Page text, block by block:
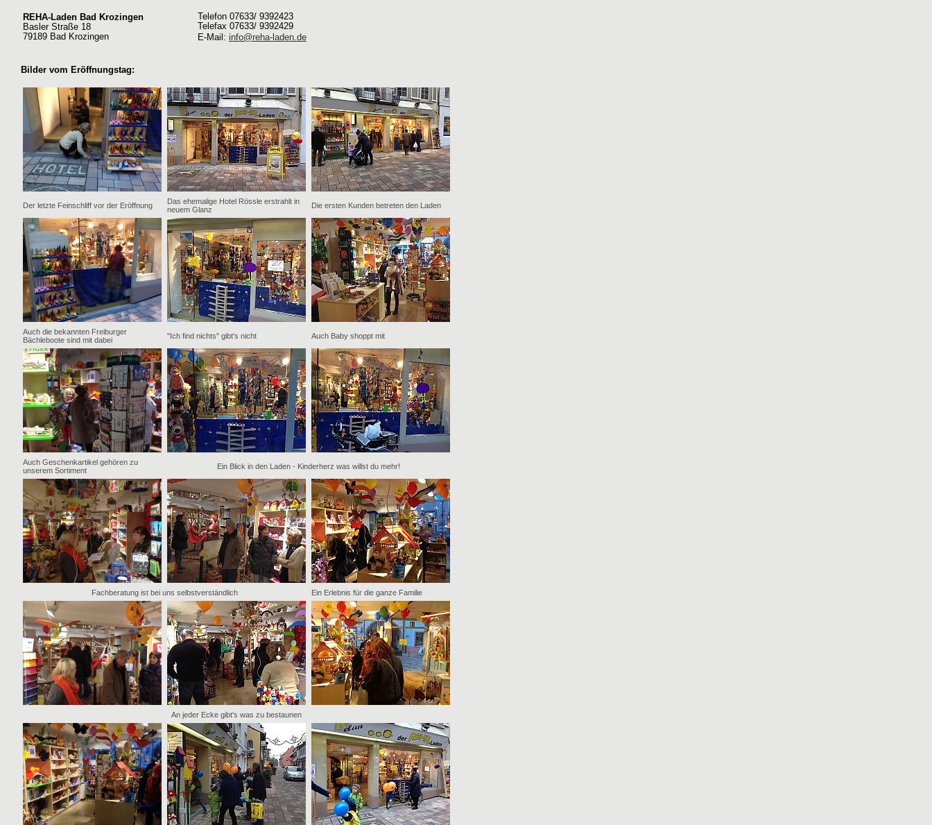
REHA-Laden Bad Krozingen
Basler Straße 18
79189 Bad Krozingen
Telefon 07633/ 9392423
Telefax 07633/ 9392429
E-Mail: info@reha-laden.de
Bilder vom Eröffnungstag:
Der letzte Feinschliff vor der Eröffnung
Das ehemalige Hotel Rössle erstrahlt in
neuem Glanz
Die ersten Kunden betreten den Laden
Auch die bekannten Freiburger
Bächleboote sind mit dabei
"Ich find nichts" gibt's nicht Auch Baby shoppt mit
Auch Geschenkartikel gehören zu
unserem Sortiment
Ein Blick in den Laden - Kinderherz was willst du mehr!
Fachberatung ist bei uns selbstverständlich Ein Erlebnis für die ganze Familie
An jeder Ecke gibt's was zu bestaunen